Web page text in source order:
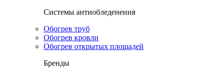
Системы антиобледенения
Обогрев труб
Обогрев кровли
Обогрев открытых площадей
Бренды